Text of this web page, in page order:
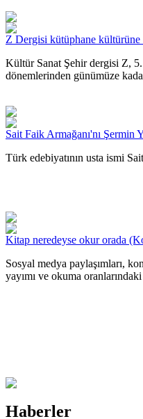
Z Dergisi kütüphane kültürüne
Kültür Sanat Şehir dergisi Z, 5.
dönemlerinden günümüze
Sait Faik Armağanı'nı Şermin
Türk edebiyatının usta ismi
Kitap neredeyse okur orada
Sosyal medya paylaşımları,
yayımı ve okuma
Haberler